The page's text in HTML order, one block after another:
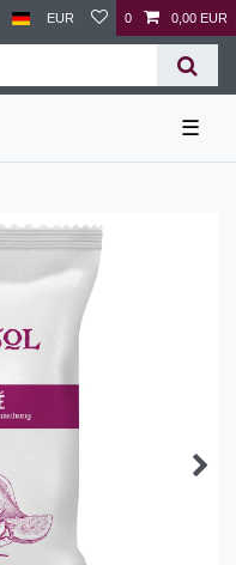
EUR 0 0,00 EUR
☰